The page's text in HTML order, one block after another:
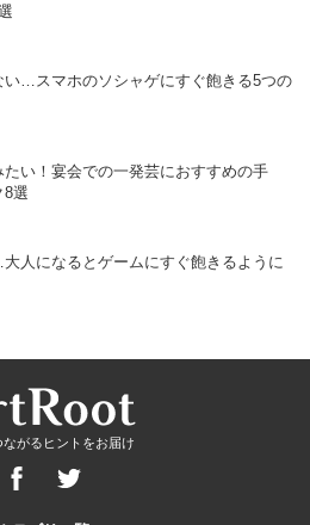
い…スマホのソシャゲにすぐ飽きる5つの
たい！宴会での一発芸におすすめの手
8選
人になるとゲームにすぐ飽きるように
ながるヒントをお届け